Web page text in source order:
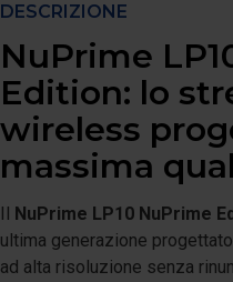
DESCRIZIONE
NuPrime
Edition: lo
wireless
massima
Il NuPrime LP10 NuPrime
ultima generazione
ad alta risoluzione senza